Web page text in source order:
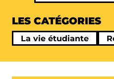
LES CATÉGORIES
La vie étudiante